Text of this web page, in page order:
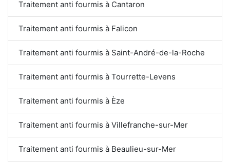
Traitement anti fourmis à Cantaron
Traitement anti fourmis à Falicon
Traitement anti fourmis à Saint-André-de-la-Roche
Traitement anti fourmis à Tourrette-Levens
Traitement anti fourmis à Èze
Traitement anti fourmis à Villefranche-sur-Mer
Traitement anti fourmis à Beaulieu-sur-Mer